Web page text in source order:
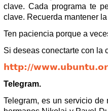
clave. Cada programa te
clave. Recuerda mantener
Ten paciencia porque a
Si deseas conectarte con la
http://
Telegram.
Telegram, es un servicio